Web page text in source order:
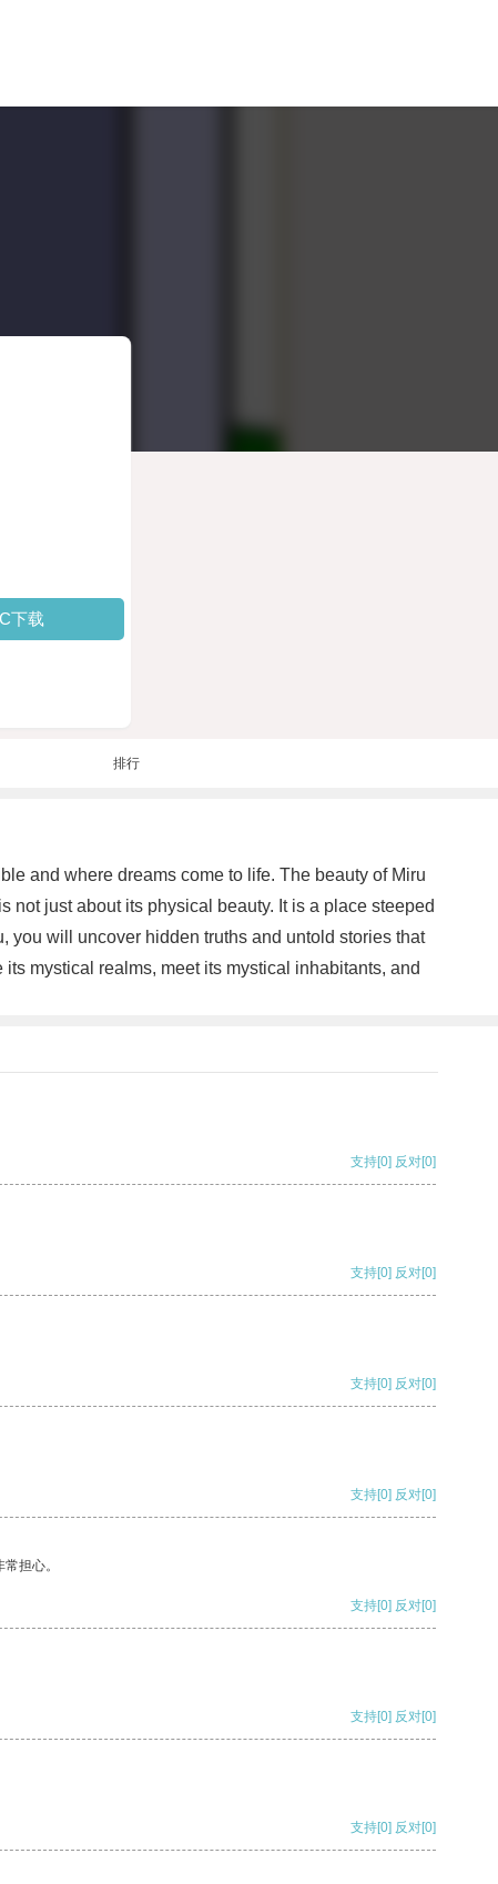
下载
排行
and where dreams come to life. The beauty of Miru
not just about its physical beauty. It is a place steeped
you will uncover hidden truths and untold stories that
mystical realms, meet its mystical inhabitants, and
支持[0] 反对[0]
支持[0] 反对[0]
支持[0] 反对[0]
支持[0] 反对[0]
担心。
支持[0] 反对[0]
支持[0] 反对[0]
支持[0] 反对[0]